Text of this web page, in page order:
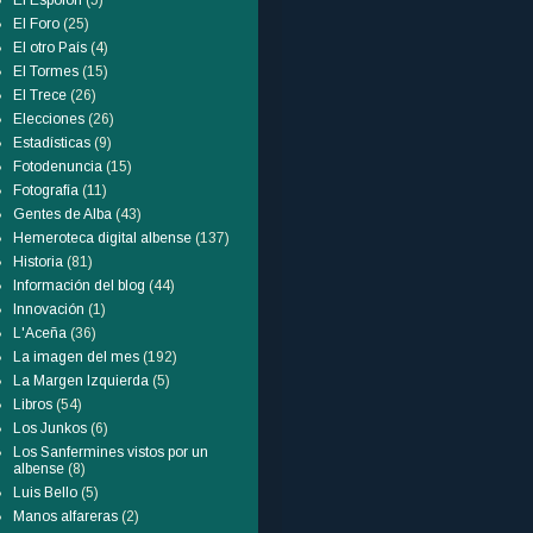
El Foro (25)
El otro País (4)
El Tormes (15)
El Trece (26)
Elecciones (26)
Estadísticas (9)
Fotodenuncia (15)
Fotografía (11)
Gentes de Alba (43)
Hemeroteca digital albense (137)
Historia (81)
Información del blog (44)
Innovación (1)
L'Aceña (36)
La imagen del mes (192)
La Margen Izquierda (5)
Libros (54)
Los Junkos (6)
Los Sanfermines vistos por un
albense (8)
Luis Bello (5)
Manos alfareras (2)